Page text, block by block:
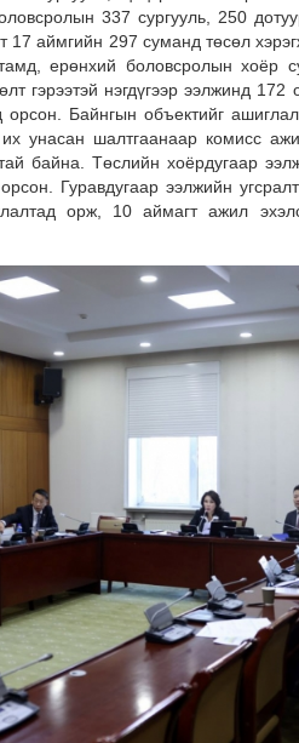
337 сургууль, 250
17 аймгийн 297 суманд төсөл
ерөнхий боловсролын хоёр
гэрээтэй нэгдүгээр ээлжинд 172
орсон. Байнгын объектийг
унасан шалтгаанаар комисс
байна. Төслийн хоёрдугаар
Гуравдугаар ээлжийн
орж, 10 аймагт ажил